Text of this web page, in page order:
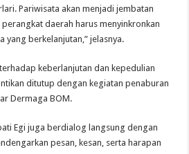
Pariwisata akan menjadi jembatan
daerah harus menyinkronkan
berkelanjutan,” jelasnya.
keberlanjutan dan kepedulian
ditutup dengan kegiatan penaburan
Dermaga BOM.
Egi juga berdialog langsung dengan
pesan, kesan, serta harapan